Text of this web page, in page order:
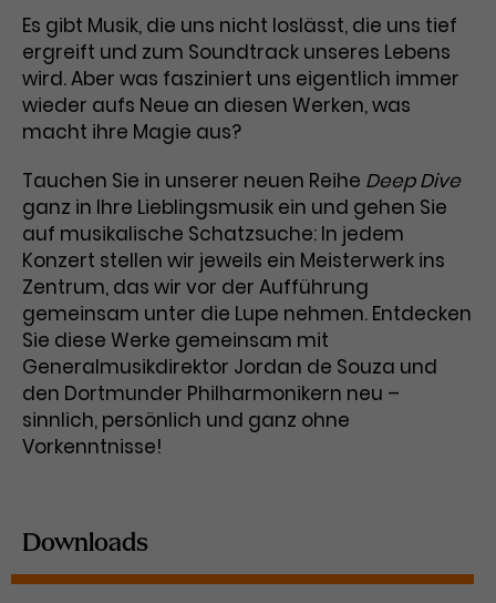
Name _gat_UA-63561367-1
Anbieter Google Analytics
Laufzeit 1 Minute
Zweck
gesetztes Cookie. Bestimmte
Daten werden nur maximal einmal
pro Minute an Google Analytics
gesendet. Solange es gesetzt ist,
werden bestimmte
Datenübertragungen
unterbunden.
Laufzeit 3 Monate
Dieses Cookie wird verwendet, um
Nutzerinteraktionen mit
Remarketing-Funktionen
bereitzustellen.
Name IDE
Anbieter Google / DoubleClick
Laufzeit 1 Jahr
Dieses Cookie dient der Anzeige
Es gibt Musik, die uns nicht loslässt, die uns tief
ergreift und zum Soundtrack unseres Lebens
wird. Aber was fasziniert uns eigentlich immer
wieder aufs Neue an diesen Werken, was
macht ihre Magie aus?
Tauchen Sie in unserer neuen Reihe Deep Dive
ganz in Ihre Lieblingsmusik ein und gehen Sie
auf musikalische Schatzsuche: In jedem
Konzert stellen wir jeweils ein Meisterwerk ins
Zentrum, das wir vor der Aufführung
gemeinsam unter die Lupe nehmen. Entdecken
Sie diese Werke gemeinsam mit
Generalmusikdirektor Jordan de Souza und
den Dortmunder Philharmonikern neu –
sinnlich, persönlich und ganz ohne
Vorkenntnisse!
Downloads